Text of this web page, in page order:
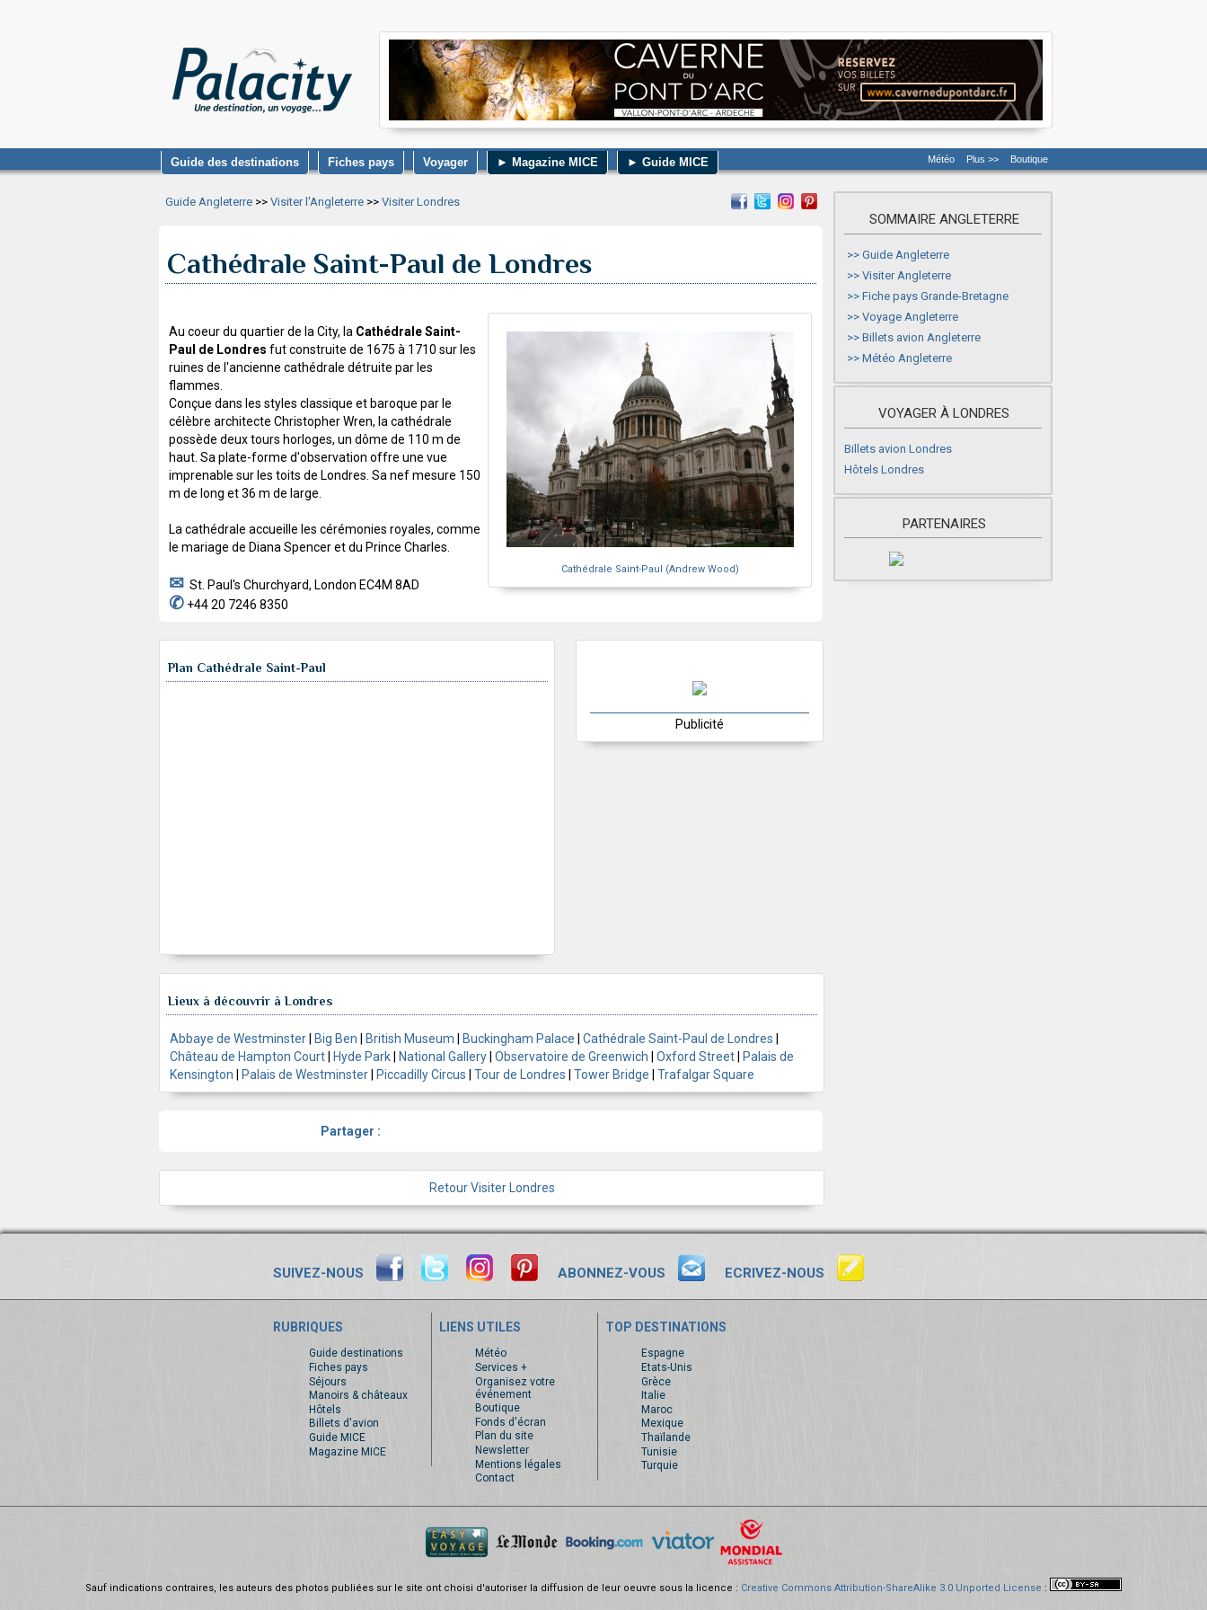
Guide des destinations Fiches pays Voyager ► Magazine MICE ► Guide MICE Météo Plus >> Boutique
Guide Angleterre >> Visiter l'Angleterre >> Visiter Londres
Cathédrale Saint-Paul de Londres
Cathédrale Saint-Paul (Andrew Wood)
Au coeur du quartier de la City, la Cathédrale Saint-
Paul de Londres fut construite de 1675 à 1710 sur les
ruines de l'ancienne cathédrale détruite par les
flammes.
Conçue dans les styles classique et baroque par le
célèbre architecte Christopher Wren, la cathédrale
possède deux tours horloges, un dôme de 110 m de
haut. Sa plate-forme d'observation offre une vue
imprenable sur les toits de Londres. Sa nef mesure 150
m de long et 36 m de large.
La cathédrale accueille les cérémonies royales, comme
le mariage de Diana Spencer et du Prince Charles.
✉ St. Paul's Churchyard, London EC4M 8AD
✆ +44 20 7246 8350
Plan Cathédrale Saint-Paul
Publicité
Lieux à découvrir à Londres
Abbaye de Westminster Big Ben British Museum Buckingham Palace Cathédrale Saint-Paul de Londres
Château de Hampton Court
Hyde Park National Gallery Observatoire de Greenwich Oxford Street
Palais de
Kensington
Palais de Westminster Piccadilly Circus Tour de Londres Tower Bridge Trafalgar Square
Partager :
Retour Visiter Londres
SOMMAIRE ANGLETERRE
>> Guide Angleterre
>> Visiter Angleterre
>> Fiche pays Grande-Bretagne
>> Voyage Angleterre
>> Billets avion Angleterre
>> Météo Angleterre
VOYAGER À LONDRES
Billets avion Londres
Hôtels Londres
PARTENAIRES
SUIVEZ-NOUS ABONNEZ-VOUS ECRIVEZ-NOUS
RUBRIQUES
Guide destinations
Fiches pays
Séjours
Manoirs & châteaux
Hôtels
Billets d'avion
Guide MICE
Magazine MICE
LIENS UTILES
Météo
Services +
Organisez votre
événement
Boutique
Fonds d'écran
Plan du site
Newsletter
Mentions légales
Contact
TOP DESTINATIONS
Espagne
Etats-Unis
Grèce
Italie
Maroc
Mexique
Thaïlande
Tunisie
Turquie
Sauf indications contraires, les auteurs des photos publiées sur le site ont choisi d'autoriser la diffusion de leur oeuvre sous la licence : Creative Commons Attribution-ShareAlike 3.0 Unported License :